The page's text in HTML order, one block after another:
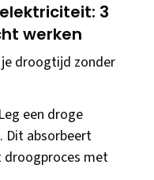
3
werken
je droogtijd zonder
een droge
Dit absorbeert
droogproces met